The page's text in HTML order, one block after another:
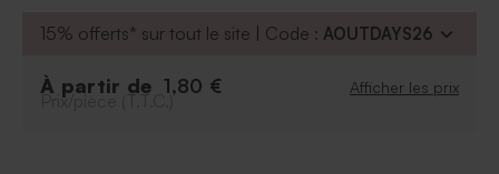
accompagnera chaque jour la gent féminine faisant
ajouterez la photo de bébé.
15% offerts* sur tout le site | Code : AOUTDAYS26
À partir de 1,80 € Afficher les prix
Prix/pièce (T.T.C.)